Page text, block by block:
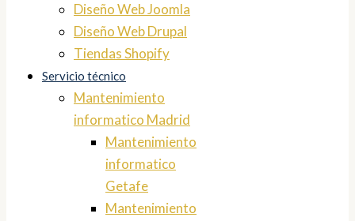
Diseño Web Joomla
Diseño Web Drupal
Tiendas Shopify
Servicio técnico
Mantenimiento
informatico Madrid
Mantenimiento
informatico
Getafe
Mantenimiento